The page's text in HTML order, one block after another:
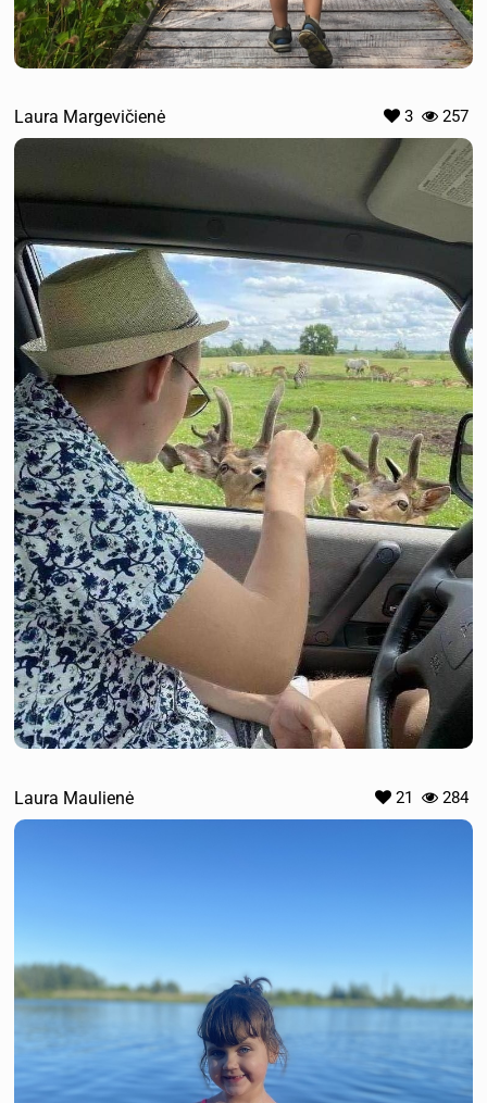
Laura Margevičienė 3 257
Laura Maulienė 21 284